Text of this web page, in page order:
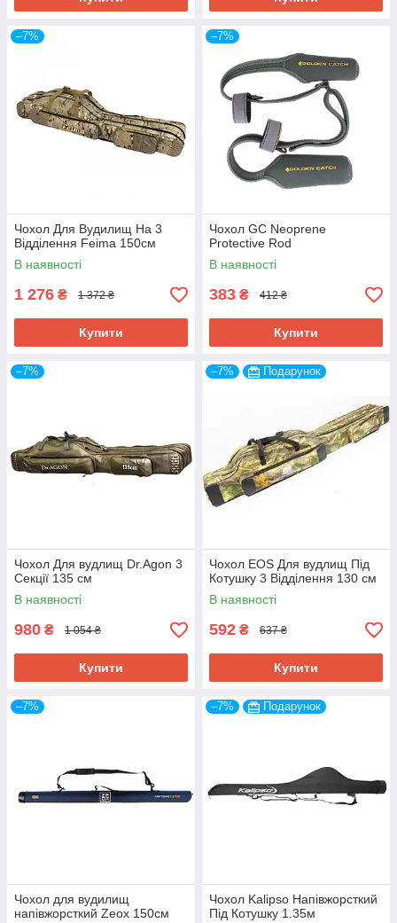
Контактна інформація
Як максимально швидко і просто
оформити замовлення
1.
Вибір товару
вподобану позицію в кошик
2.
3.
Служба доставки
(Укрпошта, Нова Пошта, Justin)
4.
платіж
–7%
Чохол Для Вудилищ На 3
Відділення Feima 150см
В наявності
1 276 ₴ 1 372 ₴
Купити
–7%
Чохол GC Neoprene
Protective Rod
В наявності
383 ₴ 412 ₴
Купити
–7%
Чохол Для вудлищ Dr.Agon 3
Секції 135 см
В наявності
980 ₴ 1 054 ₴
Купити
–7% Подарунок
Чохол EOS Для вудлищ Під
Котушку 3 Відділення 130 см
В наявності
592 ₴ 637 ₴
Купити
–7%
Чохол для вудилищ
напівжорсткий Zeox 150см
–7% Подарунок
Чохол Kalipso Напівжорсткий
Під Котушку 1.35м